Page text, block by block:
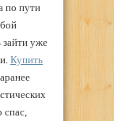
по пути
уже
Купить